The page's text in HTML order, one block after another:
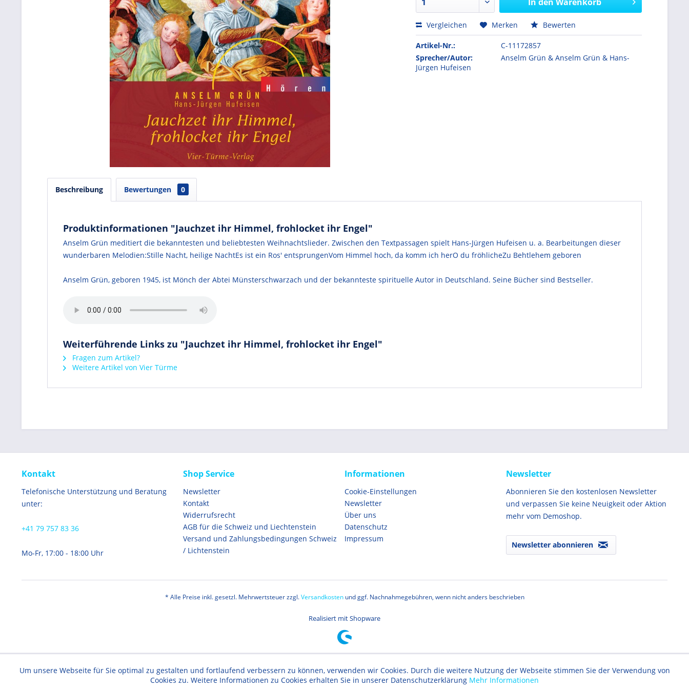
Vergleichen Merken Bewerten
Artikel-Nr.:
C-11172857
Sprecher/Autor:
Anselm Grün & Anselm Grün & Hans-
Jürgen Hufeisen
Beschreibung Bewertungen 0
Produktinformationen "Jauchzet ihr Himmel, frohlocket ihr Engel"
Anselm Grün meditiert die bekanntesten und beliebtesten Weihnachtslieder. Zwischen den Textpassagen spielt Hans-Jürgen Hufeisen u. a. Bearbeitungen dieser
wunderbaren Melodien:Stille Nacht, heilige NachtEs ist ein Ros' entsprungenVom Himmel hoch, da komm ich herO du fröhlicheZu Behtlehem geboren
Anselm Grün, geboren 1945, ist Mönch der Abtei Münsterschwarzach und der bekannteste spirituelle Autor in Deutschland. Seine Bücher sind Bestseller.
Weiterführende Links zu "Jauchzet ihr Himmel, frohlocket ihr Engel"
Fragen zum Artikel?
Weitere Artikel von Vier Türme
Kontakt
Telefonische Unterstützung und Beratung
unter:
+41 79 757 83 36
Mo-Fr, 17:00 - 18:00 Uhr
Shop Service
Newsletter
Kontakt
Widerrufsrecht
AGB für die Schweiz und Liechtenstein
Versand und Zahlungsbedingungen Schweiz
/ Lichtenstein
Informationen
Cookie-Einstellungen
Newsletter
Über uns
Datenschutz
Impressum
Newsletter
Abonnieren Sie den kostenlosen Newsletter
und verpassen Sie keine Neuigkeit oder Aktion
mehr vom Demoshop.
Newsletter abonnieren
* Alle Preise inkl. gesetzl. Mehrwertsteuer zzgl.Versandkostenund ggf. Nachnahmegebühren, wenn nicht anders beschrieben
Realisiert mit Shopware
Um unsere Webseite für Sie optimal zu gestalten und fortlaufend verbessern zu können, verwenden wir Cookies. Durch die weitere Nutzung der Webseite stimmen Sie der Verwendung von
Cookies zu. Weitere Informationen zu Cookies erhalten Sie in unserer Datenschutzerklärung Mehr Informationen